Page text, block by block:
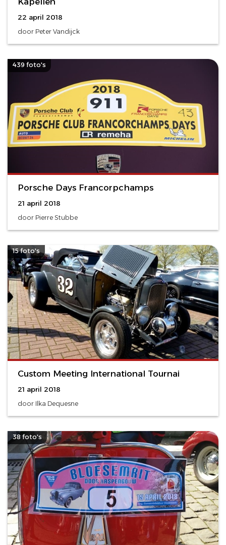
22 april 2018
door Peter Vandijck
439 foto's
Porsche Days Francorpchamps
21 april 2018
door Pierre Stubbe
15 foto's
Custom Meeting International Tournai
21 april 2018
door Ilka Dequesne
38 foto's